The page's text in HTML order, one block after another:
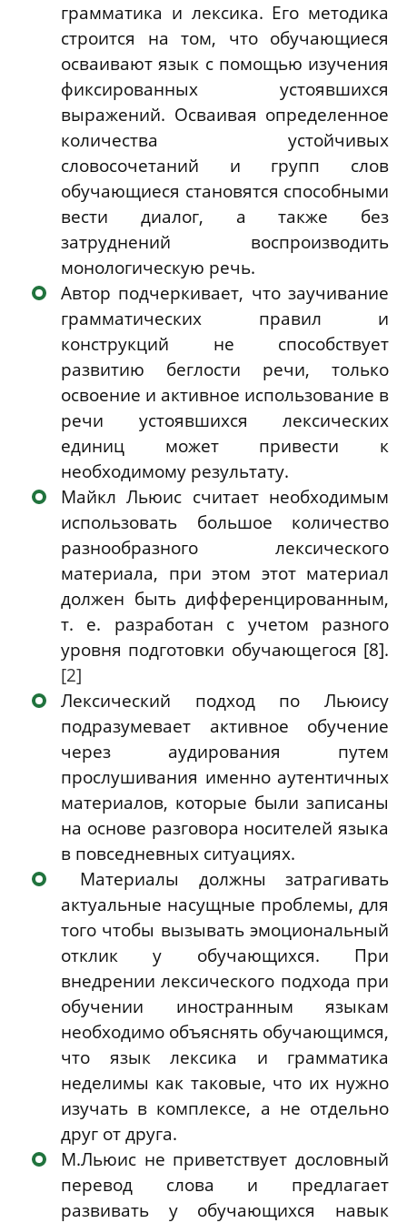
грамматика и лексика. Его методика
строится на том, что обучающиеся
осваивают язык с помощью изучения
фиксированных устоявшихся
выражений. Осваивая определенное
количества устойчивых
словосочетаний и групп слов
обучающиеся становятся способными
вести диалог, а также без
затруднений воспроизводить
монологическую речь.
Автор подчеркивает, что заучивание
грамматических правил и
конструкций не способствует
развитию беглости речи, только
освоение и активное использование в
речи устоявшихся лексических
единиц может привести к
необходимому результату.
Майкл Льюис считает необходимым
использовать большое количество
разнообразного лексического
материала, при этом этот материал
должен быть дифференцированным,
т. е. разработан с учетом разного
уровня подготовки обучающегося [8].
[2]
Лексический подход по Льюису
подразумевает активное обучение
через аудирования путем
прослушивания именно аутентичных
материалов, которые были записаны
на основе разговора носителей языка
в повседневных ситуациях.
Материалы должны затрагивать
актуальные насущные проблемы, для
того чтобы вызывать эмоциональный
отклик у обучающихся. При
внедрении лексического подхода при
обучении иностранным языкам
необходимо объяснять обучающимся,
что язык лексика и грамматика
неделимы как таковые, что их нужно
изучать в комплексе, а не отдельно
друг от друга.
М.Льюис не приветствует дословный
перевод слова и предлагает
развивать у обучающихся навык